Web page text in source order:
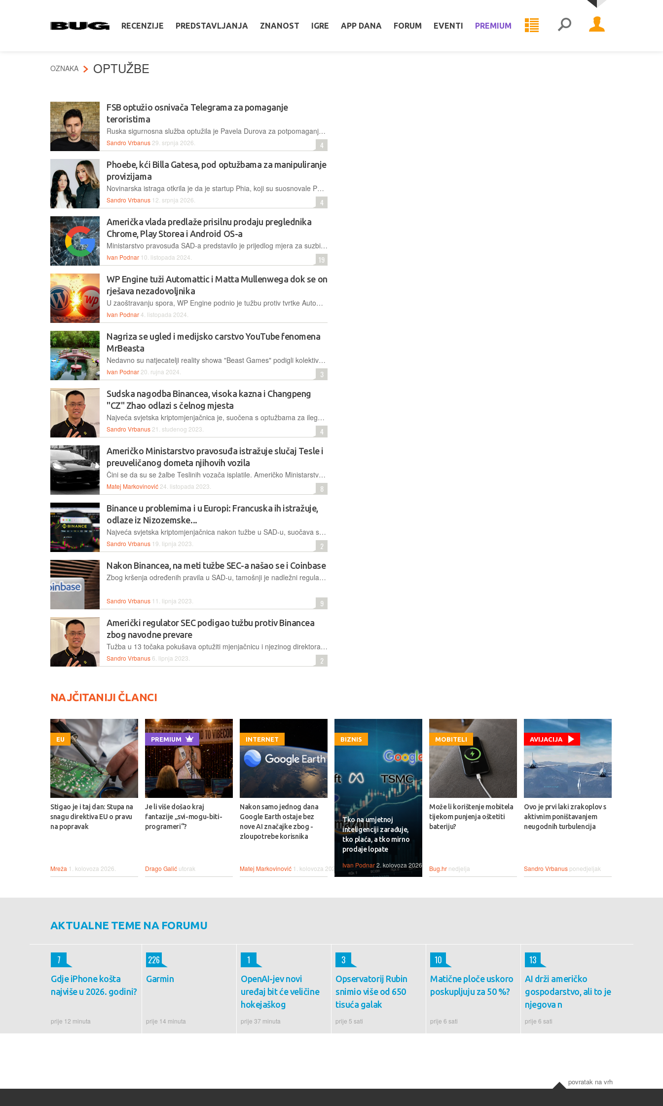
RECENZIJE PREDSTAVLJANJA ZNANOST IGRE APP DANA FORUM EVENTI PREMIUM
OZNAKA OPTUŽBE
FSB optužio osnivača Telegrama za pomaganje
teroristima
Ruska sigurnosna služba optužila je Pavela Durova za potpomaganje terorizma, a vlasti ujedno pojačavaju i restrikcije nad njegovom aplikacijom
Sandro Vrbanus 29. srpnja 2026. 4
Phoebe, kći Billa Gatesa, pod optužbama za manipuliranje
provizijama
Novinarska istraga otkrila je da je startup Phia, koji su suosnovale Phoebe Gates i Sophia Kianni, koristio spornu praksu preusmjeravanja partnerskih kodova i preuzimanja tuđih "affiliate" provizija
Sandro Vrbanus 12. srpnja 2026. 4
Američka vlada predlaže prisilnu prodaju preglednika
Chrome, Play Storea i Android OS-a
Ministarstvo pravosuđa SAD-a predstavilo je prijedlog mjera za suzbijanje Googleovog monopola na tržištima internetskog pretraživanja i oglašavanja, što bi moglo imati dalekosežne posljedice za tehnološku industriju i digitalno oglašavanje
Ivan Podnar 10. listopada 2024. 19
WP Engine tuži Automattic i Matta Mullenwega dok se on
rješava nezadovoljnika
U zaoštravanju spora, WP Engine podnio je tužbu protiv tvrtke Automattic i suosnivača WordPressa Matta Mullenwega, optužujući ih za "zlouporabu moći, iznudu i pohlepu”. Istovremeno, iz Automattica dobrovoljno odlazi 158 zaposlenika
Ivan Podnar4. listopada 2024.
Nagriza se ugled i medijsko carstvo YouTube fenomena
MrBeasta
Nedavno su natjecatelji reality showa "Beast Games" podigli kolektivnu tužbu protiv produkcijske tvrtke MrBeasta a situacija postaje još složenija za njegov ugled nakon što je MrBeast lansirao svoj brend hrane pod nazivom "Lunchly"
Ivan Podnar 20. rujna 2024. 3
Sudska nagodba Binancea, visoka kazna i Changpeng
"CZ" Zhao odlazi s čelnog mjesta
Najveća svjetska kriptomjenjačnica je, suočena s optužbama za ilegalno poslovanje u SAD-u, pristala je na nagodbu. Platit će čak 4,3 milijarde dolara, a k tome će i njezin osnivač morati napustiti poziciju CEO-a
Sandro Vrbanus 21. studenog 2023. 4
Američko Ministarstvo pravosuđa istražuje slučaj Tesle i
preuveličanog dometa njihovih vozila
Čini se da su se žalbe Teslinih vozača isplatile. Američko Ministarstvo pravosuđa istražuje navode da Muskova tvrtka u oglašavanju svojih vozila prikazuje preuveličane brojke dometa
Matej Markovinović 24. listopada 2023. 8
Binance u problemima i u Europi: Francuska ih istražuje,
odlaze iz Nizozemske...
Najveća svjetska kriptomjenjačnica nakon tužbe u SAD-u, suočava se s pravnim problemima i na našem kontinentu. Pod istragom su zbog pravila o pranju novca, a nisu dobili niti jednu potrebnu licencu
Sandro Vrbanus 19. lipnja 2023. 2
Nakon Binancea, na meti tužbe SEC-a našao se i Coinbase
Zbog kršenja određenih pravila u SAD-u, tamošnji je nadležni regulator podigao tužbe protiv dviju velikih kriptomjenjačnica. Neki tumače da je ovo najava "rata protiv kripta" te da bi sličnih tužbi moglo biti još
Sandro Vrbanus 11. lipnja 2023. 9
Američki regulator SEC podigao tužbu protiv Binancea
zbog navodne prevare
Tužba u 13 točaka pokušava optužiti mjenjačnicu i njezinog direktora za izbjegavanje zakona, netransparentno i ilegalno poslovanje te zavaravanje ulagača
Sandro Vrbanus 6. lipnja 2023. 2
NAJČITANIJI ČLANCI
EU
Stigao je i taj dan: Stupa na
snagu direktiva EU o pravu
na popravak
Mreža 1. kolovoza 2026.
PREMIUM
Je li više došao kraj
fantazije „svi-mogu-biti-
programeri“?
Drago Galić utorak
INTERNET
Nakon samo jednog dana
Google Earth ostaje bez
nove AI značajke zbog -
zloupotrebe korisnika
Matej Markovinović 1. kolovoza 2026.
BIZNIS
Tko na umjetnoj
inteligenciji zarađuje,
tko plaća, a tko mirno
prodaje lopate
Ivan Podnar2. kolovoza 2026.
MOBITELI
Može li korištenje mobitela
tijekom punjenja oštetiti
bateriju?
Bug.hr nedjelja
AVIJACIJA
Ovo je prvi laki zrakoplov s
aktivnim poništavanjem
neugodnih turbulencija
Sandro Vrbanus ponedjeljak
AKTUALNE TEME NA FORUMU
Gdje iPhone košta
najviše u 2026. godini?
prije 12 minuta
7
Garmin
prije 14 minuta
226
OpenAI-jev novi
uređaj bit će veličine
hokejaškog
prije 37 minuta
1
Opservatorij Rubin
snimio više od 650
tisuća galak
prije 5 sati
3
Matične ploče uskoro
poskupljuju za 50 %?
prije 6 sati
10
AI drži američko
gospodarstvo, ali to je
njegova n
prije 6 sati
13
povratak na vrh